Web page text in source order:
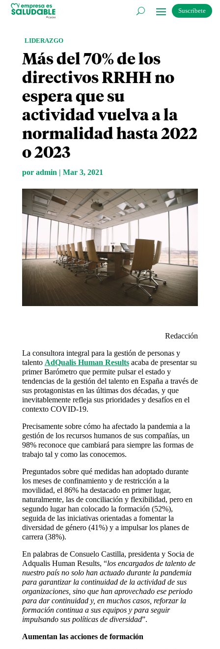
Suscríbete
LIDERAZGO
Más del 70% de los
directivos RRHH no
espera que su
actividad vuelva a la
normalidad hasta 2022
o 2023
por admin | Mar 3, 2021
Redacción
La consultora integral para la gestión de personas y
talento AdQualis Human Resultsacaba de presentar su
primer Barómetro que permite pulsar el estado y
tendencias de la gestión del talento en España a través de
sus protagonistas en las últimas dos décadas, y que
inevitablemente refleja sus prioridades y desafíos en el
contexto COVID-19.
Precisamente sobre cómo ha afectado la pandemia a la
gestión de los recursos humanos de sus compañías, un
98% reconoce que cambiará para siempre las formas de
trabajo tal y como las conocemos.
Preguntados sobre qué medidas han adoptado durante
los meses de confinamiento y de restricción a la
movilidad, el 86% ha destacado en primer lugar,
naturalmente, las de conciliación y flexibilidad, pero en
segundo lugar han colocado la formación (52%),
seguida de las iniciativas orientadas a fomentar la
diversidad de género (41%) y a impulsar los planes de
carrera (38%).
En palabras de Consuelo Castilla, presidenta y Socia de
Adqualis Human Results, “los encargados de talento de
nuestro país no solo han actuado durante la pandemia
para garantizar la continuidad de la actividad de sus
organizaciones, sino que han aprovechado ese periodo
para dar continuidad y, en muchos casos, reforzar la
formación continua a sus equipos y para seguir
impulsando sus políticas de diversidad”.
Aumentan las acciones de formación